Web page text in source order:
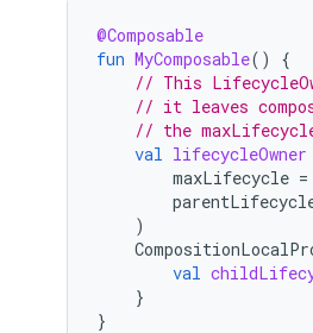
@Composable
fun MyComposable()
{
// This
// it leaves
// the
val lifecycleOwner
maxLifecycle =
)
val
}
}